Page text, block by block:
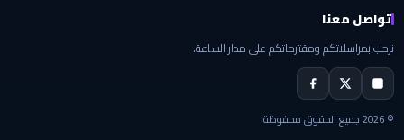
تواصل معنا
نرحب بمراسلاتكم ومقترحاتكم على مدار الساعة.
© 2026 جميع الحقوق محفوظة